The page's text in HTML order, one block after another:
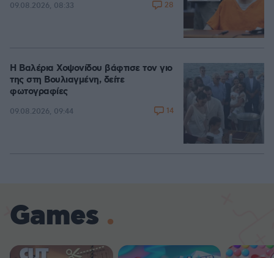
09.08.2026, 08:33 28
Η Βαλέρια Χοψονίδου βάφτισε τον γιο
της στη Βουλιαγμένη, δείτε
φωτογραφίες
09.08.2026, 09:44 14
Games